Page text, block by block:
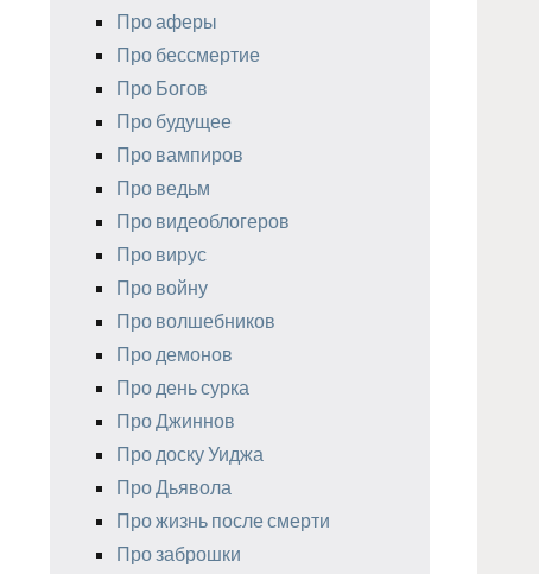
Про аферы
Про бессмертие
Про Богов
Про будущее
Про вампиров
Про ведьм
Про видеоблогеров
Про вирус
Про войну
Про волшебников
Про демонов
Про день сурка
Про Джиннов
Про доску Уиджа
Про Дьявола
Про жизнь после смерти
Про заброшки